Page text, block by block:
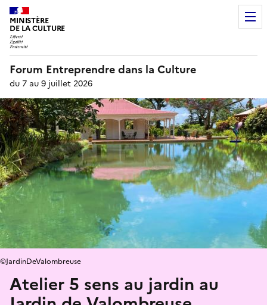
MINISTÈRE
DE LA CULTURE
Forum Entreprendre dans la Culture
du 7 au 9 juillet 2026
Atelier 5 sens au jardin au
©JardinDeValombreuse